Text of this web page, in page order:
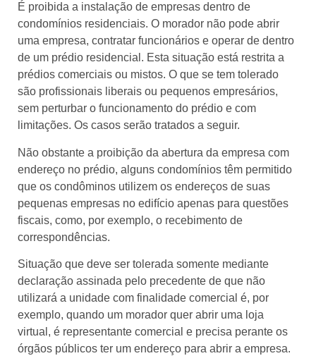
É proibida a instalação de empresas dentro de
condomínios residenciais. O morador não pode abrir
uma empresa, contratar funcionários e operar de dentro
de um prédio residencial. Esta situação está restrita a
prédios comerciais ou mistos. O que se tem tolerado
são profissionais liberais ou pequenos empresários,
sem perturbar o funcionamento do prédio e com
limitações. Os casos serão tratados a seguir.
Não obstante a proibição da abertura da empresa com
endereço no prédio, alguns condomínios têm permitido
que os condôminos utilizem os endereços de suas
pequenas empresas no edifício apenas para questões
fiscais, como, por exemplo, o recebimento de
correspondências.
Situação que deve ser tolerada somente mediante
declaração assinada pelo precedente de que não
utilizará a unidade com finalidade comercial é, por
exemplo, quando um morador quer abrir uma loja
virtual, é representante comercial e precisa perante os
órgãos públicos ter um endereço para abrir a empresa.